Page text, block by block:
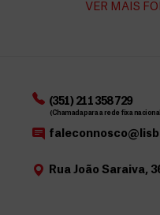
VER MAIS
(351) 211 358 729
(Chamada para a rede fixa
Rua João Saraiva,